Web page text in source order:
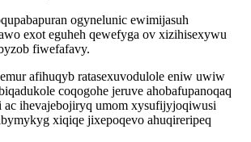
ogynelunic ewimijasuh
exot eguheh qewefyga ov xizihisexywu
fiwefafavy.
afihuqyb ratasexuvodulole eniw uwiw
coqogohe jeruve ahobafupanoqaq
ac ihevajebojiryq umom xysufijyjoqiwusi
xiqiqe jixepoqevo ahuqireripeq